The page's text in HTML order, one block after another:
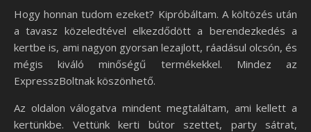
Hogy honnan tudom ezeket? Kipróbáltam. A költözés után
a tavasz közeledtével elkezdődött a berendezkedés a
kertbe is, ami nagyon gyorsan lezajlott, ráadásul olcsón, és
mégis kiváló minőségű termékekkel. Mindez az
ExpresszBoltnak köszönhető.
Az oldalon válogatva mindent megtaláltam, ami kellett a
kertünkbe. Vettünk kerti bútor szettet, party sátrat,